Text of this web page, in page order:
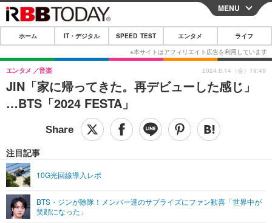
CLOSE
ホーム
IT・デジタル
IT・デジタルTOP スマートフォン
ショッピング その他
SPEED TEST
エンタメTOP 映画・ドラマ
グラビア
ライフTOP
その他
リリース一覧
プッシュ通知の停止方法
MENU
ホーム IT・デジタル SPEED TEST エンタメ ライフ
JIN「家に帰ってきた。再デビューした感じ」
…BTS「2024 FESTA」
エンタメ 音楽
注目記事
10G光回線導入レポ
BTS・ジンが除隊！メンバー達のサプライズにファン歓喜「世界中が
笑顔になった」
2024.6.14（金）19:49